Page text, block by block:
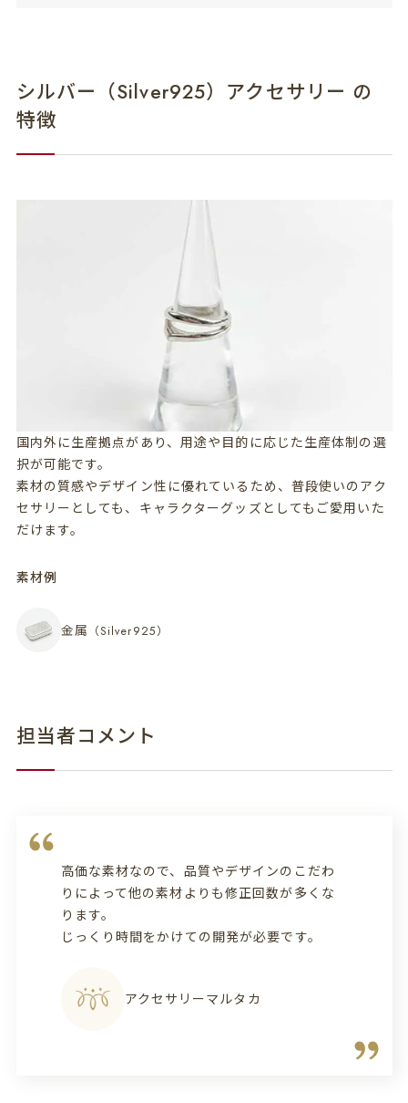
シルバー（Silver925）アクセサリー の
特徴
国内外に生産拠点があり、用途や目的に応じた生産体制の選
択が可能です。
素材の質感やデザイン性に優れているため、普段使いのアク
セサリーとしても、キャラクターグッズとしてもご愛用いた
だけます。
素材例
金属 （Silver925）
担当者コメント
高価な素材なので、品質やデザインのこだわ
りによって他の素材よりも修正回数が多くな
ります。
じっくり時間をかけての開発が必要です。
アクセサリーマルタカ